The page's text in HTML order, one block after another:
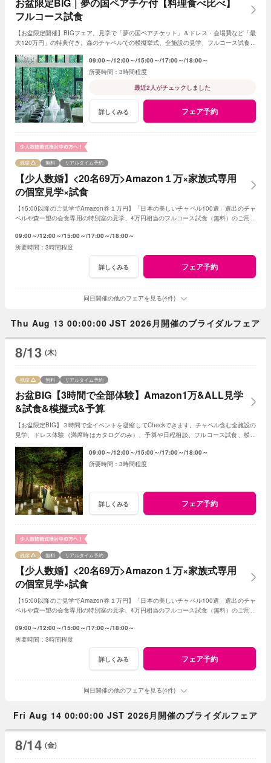
フルコース試食
【お盆限定開催】BIGフェア。見学で「夢の国ペアチケット」＆ドレス・会場費など「最
大120万円」の特典付き。森のチャペルでの模擬挙式、全施設の見学、フルコース試食、
09:00～ 12:00～ 15:00～ 17:00～ 18:00～
3時間程度
最近2人がチェックしました
詳しくみる フェア予約
【少人数婚】<20名69万>Amazon１万×家族式専用
の個室見学×試食
残席 無料 リアルタイム予約
【15:00以降のご見学でAmazon券１万円】「日本の美しいチャペル100選」選出のチャ
ペルや森一望の会食専用の特別室の見学、4万円相当のフルコース試食（無料）のご用意
09:00～ 12:00～ 15:00～ 17:00～ 18:00～
3時間程度
詳しくみる フェア予約
同日開催の他のフェアを見る(4件)
Thu Aug 13 00:00:00 JST 2026月開催のブライダルフェア
8/13 (木)
お盆BIG【3時間で全部体験】Amazon1万&ALL見学
&試食&模擬式&予算
残席 無料 リアルタイム予約
【お盆限定BIG】３時間で全イベントを凝縮してCheckできます。チャペル含む全施設の
見学、ドレス体験（満席時はカタログのみ）、予算や日程相談、フルコース試食、模擬
09:00～ 12:00～ 15:00～ 17:00～ 18:00～
3時間程度
詳しくみる フェア予約
【少人数婚】<20名69万>Amazon１万×家族式専用
の個室見学×試食
残席 無料 リアルタイム予約
【15:00以降のご見学でAmazon券１万円】「日本の美しいチャペル100選」選出のチャ
ペルや森一望の会食専用の特別室の見学、4万円相当のフルコース試食（無料）のご用意
09:00～ 12:00～ 15:00～ 17:00～ 18:00～
3時間程度
詳しくみる フェア予約
同日開催の他のフェアを見る(4件)
Fri Aug 14 00:00:00 JST 2026月開催のブライダルフェア
8/14 (金)